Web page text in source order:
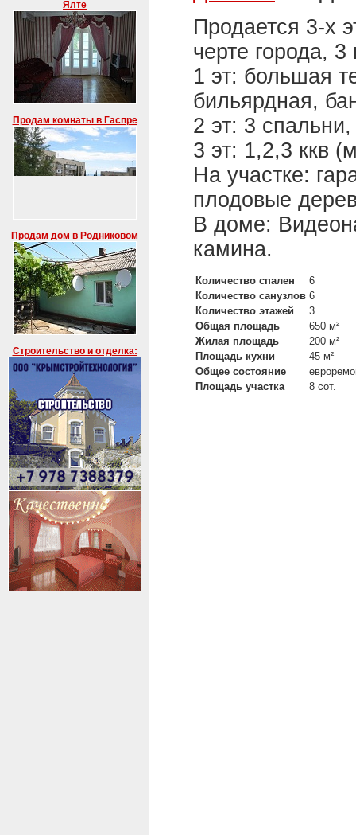
Ялте
Продам комнаты в Гаспре
Продам дом в Родниковом
Строительство и отделка:
Продается 3-х
черте города,
1 эт: большая
бильярдная,
2 эт: 3
3 эт: 1,2,3 ккв
На участке:
плодовые
В доме:
камина.
Количество спален
6
Количество санузлов 6
Количество этажей
3
Общая площадь
650 м²
Жилая площадь
200 м²
Площадь кухни
45 м²
Общее состояние
Площадь участка
8 сот.